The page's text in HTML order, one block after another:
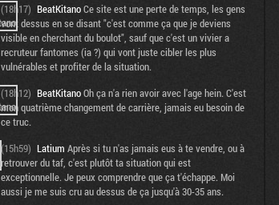
(18h17) BeatKitanoCe site est une perte de temps, les gens
vont dessus en se disant "c'est comme ça que je deviens
visible en cherchant du boulot", sauf que c'est un vivier a
recruteur fantomes (ia ?) qui vont juste cibler les plus
vulnérables et profiter de la situation.
(18h12) BeatKitanoOh ça n'a rien avoir avec l'age hein. C'est
mon quatrième changement de carrière, jamais eu besoin de
ce truc.
(15h59) Latium Après si tu n'as jamais eus à te vendre, ou à
retrouver du taf, c'est plutôt ta situation qui est
exceptionnelle. Je peux comprendre que ça t'échappe. Moi
aussi je me suis cru au dessus de ça jusqu'à 30-35 ans.